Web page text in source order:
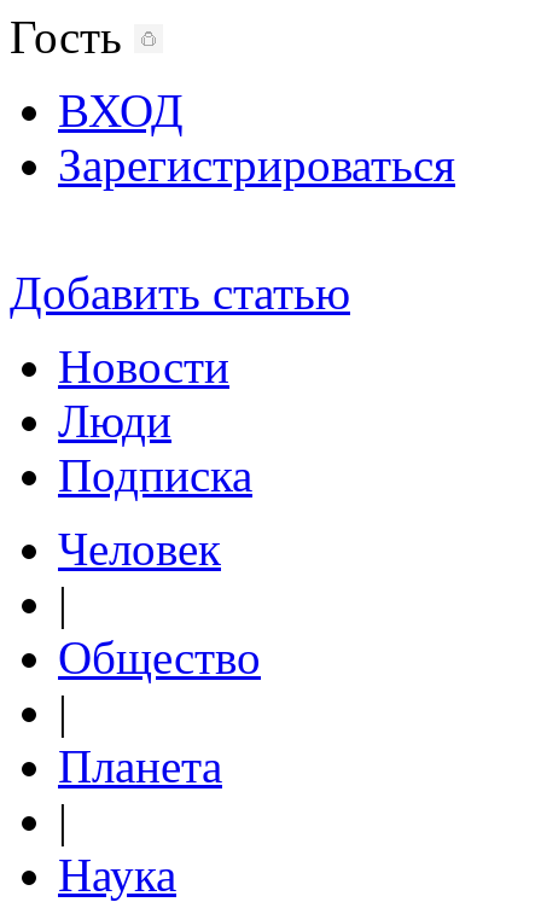
Гость
ВХОД
Зарегистрироваться
Добавить статью
Новости
Люди
Подписка
Человек
|
Общество
|
Планета
|
Наука